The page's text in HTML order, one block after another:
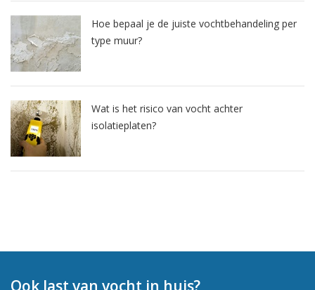
Hoe bepaal je de juiste vochtbehandeling per
type muur?
Wat is het risico van vocht achter
isolatieplaten?
Ook last van vocht in huis?